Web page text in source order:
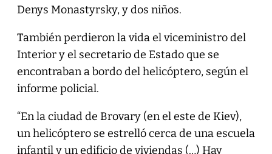
Denys Monastyrsky, y dos niños.
También perdieron la vida el viceministro del
Interior y el secretario de Estado que se
encontraban a bordo del helicóptero, según el
informe policial.
“En la ciudad de Brovary (en el este de Kiev),
un helicóptero se estrelló cerca de una escuela
infantil y un edificio de viviendas (…) Hay